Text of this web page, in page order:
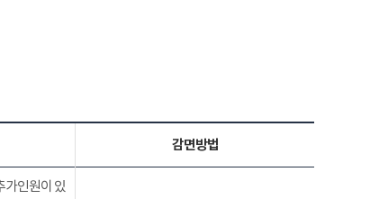
감면방법
가인원이 있